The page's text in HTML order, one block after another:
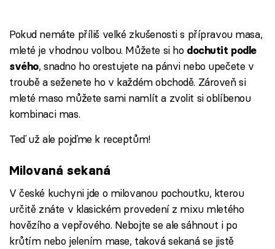
Pokud nemáte příliš velké zkušenosti s přípravou masa,
mleté je vhodnou volbou. Můžete si ho dochutit podle
svého, snadno ho orestujete na pánvi nebo upečete v
troubě a seženete ho v každém obchodě. Zároveň si
mleté maso můžete sami namlít a zvolit si oblíbenou
kombinaci mas.
Teď už ale pojďme k receptům!
Milovaná sekaná
V české kuchyni jde o milovanou pochoutku, kterou
určitě znáte v klasickém provedení z mixu mletého
hovězího a vepřového. Nebojte se ale sáhnout i po
krůtím nebo jelením mase, taková sekaná se jistě